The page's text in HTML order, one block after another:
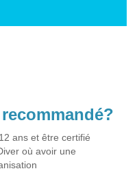
ans et être certifié
où avoir une